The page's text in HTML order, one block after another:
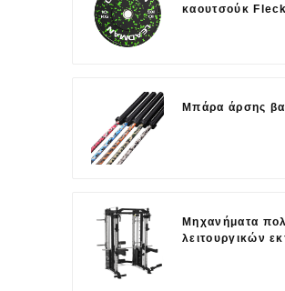
καουτσούκ Fleck
Μπάρα άρσης
Μηχανήματα
λειτουργικών